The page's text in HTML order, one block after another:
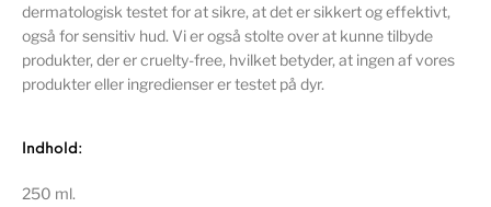
dermatologisk testet for at sikre, at det er sikkert og effektivt,
også for sensitiv hud. Vi er også stolte over at kunne tilbyde
produkter, der er cruelty-free, hvilket betyder, at ingen af vores
produkter eller ingredienser er testet på dyr.
Indhold:
250 ml.